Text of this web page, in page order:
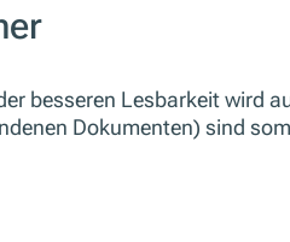
besseren Lesbarkeit wird
Dokumenten) sind